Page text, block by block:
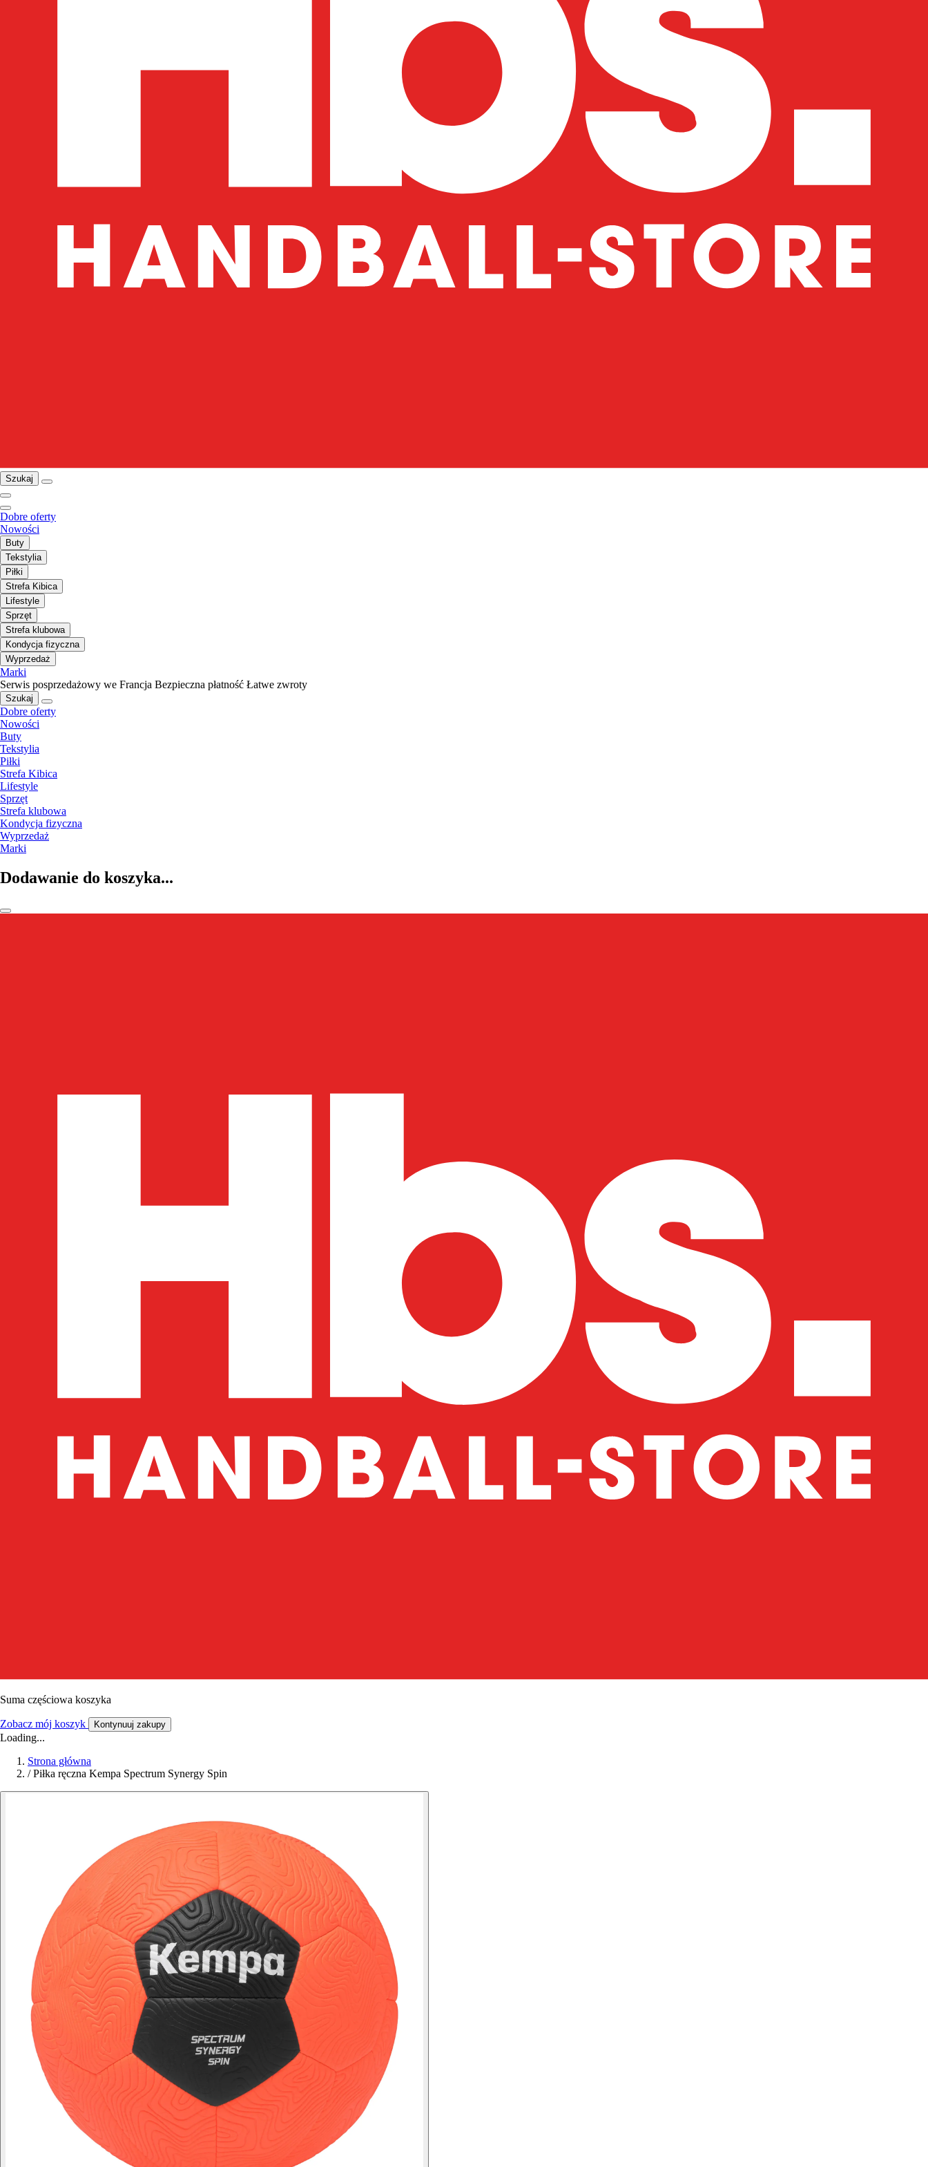
Szukaj
Dobre oferty
Nowości
Buty
Tekstylia
Piłki
Strefa Kibica
Lifestyle
Sprzęt
Strefa klubowa
Kondycja fizyczna
Wyprzedaż
Marki
Serwis posprzedażowy we Francja Bezpieczna płatność Łatwe zwroty
Szukaj
Dobre oferty
Nowości
Buty
Tekstylia
Piłki
Strefa Kibica
Lifestyle
Sprzęt
Strefa klubowa
Kondycja fizyczna
Wyprzedaż
Marki
Dodawanie do koszyka...
Suma częściowa koszyka
Zobacz mój koszyk Kontynuuj zakupy
Loading...
Strona główna
/ Piłka ręczna Kempa Spectrum Synergy Spin